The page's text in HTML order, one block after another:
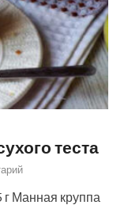
теста
Манная круппа